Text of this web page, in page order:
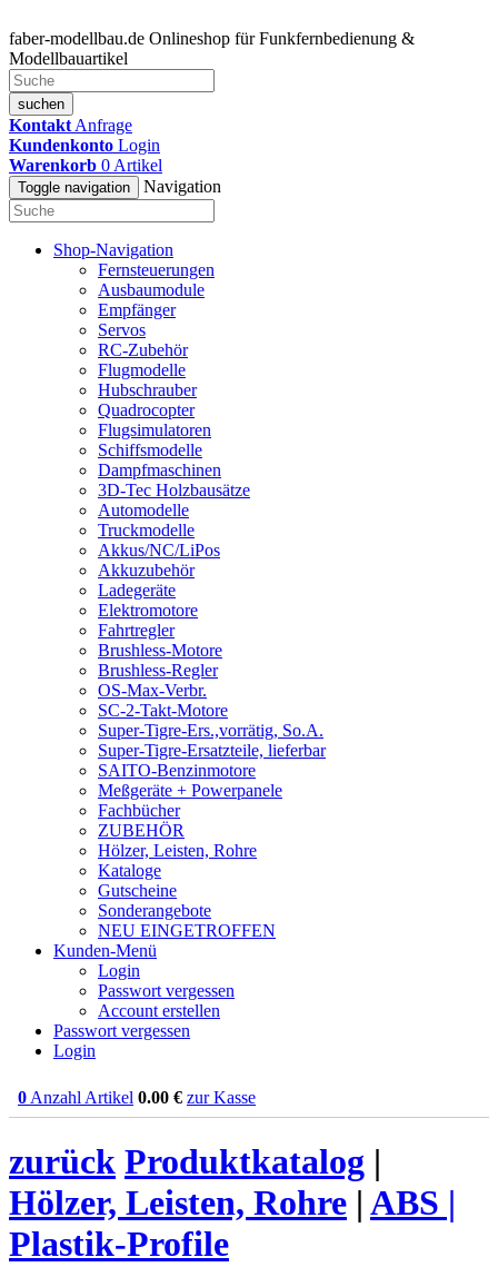
faber-modellbau.de Onlineshop für Funkfernbedienung &
Modellbauartikel
suchen
Kontakt Anfrage
Kundenkonto Login
Warenkorb 0 Artikel
Toggle navigation Navigation
Shop-Navigation
Fernsteuerungen
Ausbaumodule
Empfänger
Servos
RC-Zubehör
Flugmodelle
Hubschrauber
Quadrocopter
Flugsimulatoren
Schiffsmodelle
Dampfmaschinen
3D-Tec Holzbausätze
Automodelle
Truckmodelle
Akkus/NC/LiPos
Akkuzubehör
Ladegeräte
Elektromotore
Fahrtregler
Brushless-Motore
Brushless-Regler
OS-Max-Verbr.
SC-2-Takt-Motore
Super-Tigre-Ers.,vorrätig, So.A.
Super-Tigre-Ersatzteile, lieferbar
SAITO-Benzinmotore
Meßgeräte + Powerpanele
Fachbücher
ZUBEHÖR
Hölzer, Leisten, Rohre
Kataloge
Gutscheine
Sonderangebote
NEU EINGETROFFEN
Kunden-Menü
Login
Passwort vergessen
Account erstellen
Passwort vergessen
Login
0 Anzahl Artikel 0.00 € zur Kasse
zurück Produktkatalog |
Hölzer, Leisten, Rohre | ABS |
Plastik-Profile